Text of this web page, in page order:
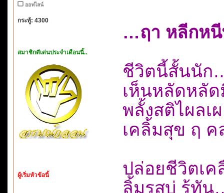
ออฟไลน์
กระทู้: 4300
สมาชิกดีเด่นประจำเดือนนี้..
ผู้เริ่มหัวข้อนี้
…ฤา หลีกห
ชีวิตนี้สั้นนั
เห็นหลัดหลั
พลั้งสติไผล
เคลิ้มสุข ฤ
ปล่อยชีวิตเ
ลิ้มรสบ่ รู้ทั